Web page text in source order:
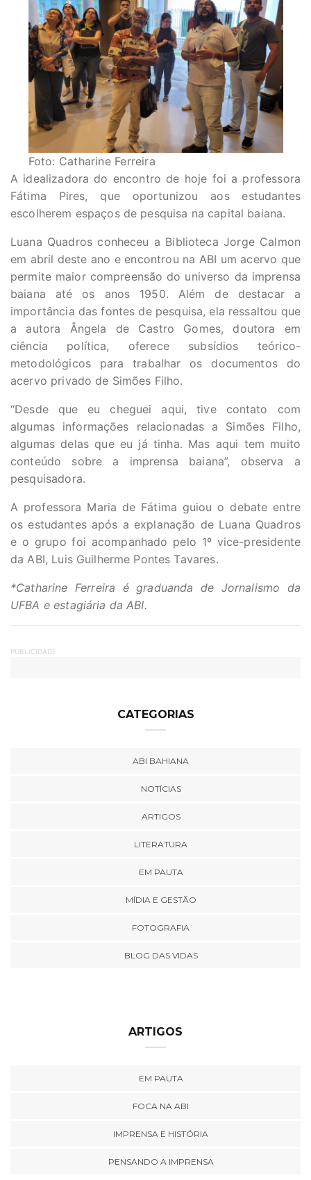
Foto: Catharine Ferreira
A idealizadora do encontro de hoje foi a professora
Fátima Pires, que oportunizou aos estudantes
escolherem espaços de pesquisa na capital baiana.
Luana Quadros conheceu a Biblioteca Jorge Calmon
em abril deste ano e encontrou na ABI um acervo que
permite maior compreensão do universo da imprensa
baiana até os anos 1950. Além de destacar a
importância das fontes de pesquisa, ela ressaltou que
a autora Ângela de Castro Gomes, doutora em
ciência política, oferece subsídios teórico-
metodológicos para trabalhar os documentos do
acervo privado de Simões Filho.
“Desde que eu cheguei aqui, tive contato com
algumas informações relacionadas a Simões Filho,
algumas delas que eu já tinha. Mas aqui tem muito
conteúdo sobre a imprensa baiana”, observa a
pesquisadora.
A professora Maria de Fátima guiou o debate entre
os estudantes após a explanação de Luana Quadros
e o grupo foi acompanhado pelo 1º vice-presidente
da ABI, Luis Guilherme Pontes Tavares.
*Catharine Ferreira é graduanda de Jornalismo da
UFBA e estagiária da ABI.
PUBLICIDADE
CATEGORIAS
ABI BAHIANA
NOTÍCIAS
ARTIGOS
LITERATURA
EM PAUTA
MÍDIA E GESTÃO
FOTOGRAFIA
BLOG DAS VIDAS
ARTIGOS
EM PAUTA
FOCA NA ABI
IMPRENSA E HISTÓRIA
PENSANDO A IMPRENSA